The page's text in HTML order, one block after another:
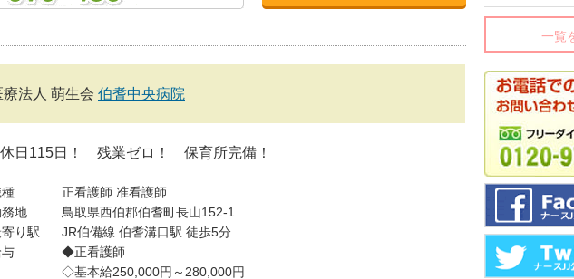
療法人 萌生会 伯耆中央病院
日115日！ 残業ゼロ！ 保育所完備！
正看護師 准看護師
地
鳥取県西伯郡伯耆町長山152-1
り駅
JR伯備線 伯耆溝口駅 徒歩5分
◆正看護師
◇基本給250,000円～280,000円
一覧